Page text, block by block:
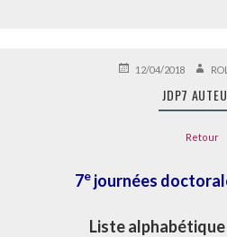
PUBLIÉ12/04/2018 AUTEUR
JDP7
Retour
7e journées
Liste